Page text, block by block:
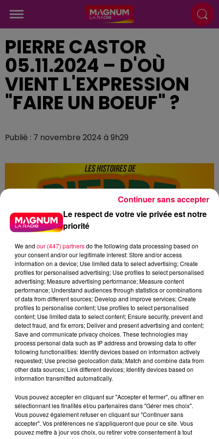
PIERRE CASTOR
05.11.2024 – D'OÙ
VIENT L'EXPRESSION
"FAIRE UN BOEUF" ?
Publié : 7 novembre 2024 à 9h29
vient-lexpression-faire-un-boeuf.mp3
Le respect de votre vie privée est notre
priorité
We and our (447) partnersdo the following data processing based on
your consent and/or our legitimate interest: Store and/or access
information on a device; Use limited data to select advertising; Create
profiles for personalised advertising; Use profiles to select personalised
advertising; Measure advertising performance; Measure content
performance; Understand audiences through statistics or combinations
of data from different sources; Develop and improve services; Create
profiles to personalise content; Use profiles to select personalised
content; Use limited data to select content; Ensure security, prevent and
detect fraud, and fix errors; Deliver and present advertising and content;
Save and communicate privacy choices. These technologies may
process personal data such as IP address and browsing data to offer
following functionalities: Identify devices based on information actively
requested; Use precise geolocation data; Match and combine data from
other data sources; Link different devices; Identify devices based on
information transmitted automatically.
Vous pouvez accepter en cliquant sur "Accepter et fermer", ou affiner en
sélectionnant les finalités et/ou partenaires dans "Gérer mes choix".
Vous pouvez également refuser en cliquant sur "Continuer sans
accepter". Vos préférences ne s'appliqueront que pour ce site. Vous
pouvez mettre à jour vos choix, ou retirer votre consentement à tout
Continuer sans accepter